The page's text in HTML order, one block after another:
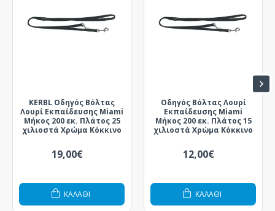
KERBL Οδηγός Βόλτας
Λουρί Εκπαίδευσης Miami
Μήκος 200 εκ. Πλάτος 25
χιλιοστά Χρώμα Κόκκινο
19,00€
ΚΑΛΆΘΙ
Οδηγός Βόλτας Λουρί
Εκπαίδευσης Miami
Μήκος 200 εκ. Πλάτος 15
χιλιοστά Χρώμα Κόκκινο
12,00€
ΚΑΛΆΘΙ